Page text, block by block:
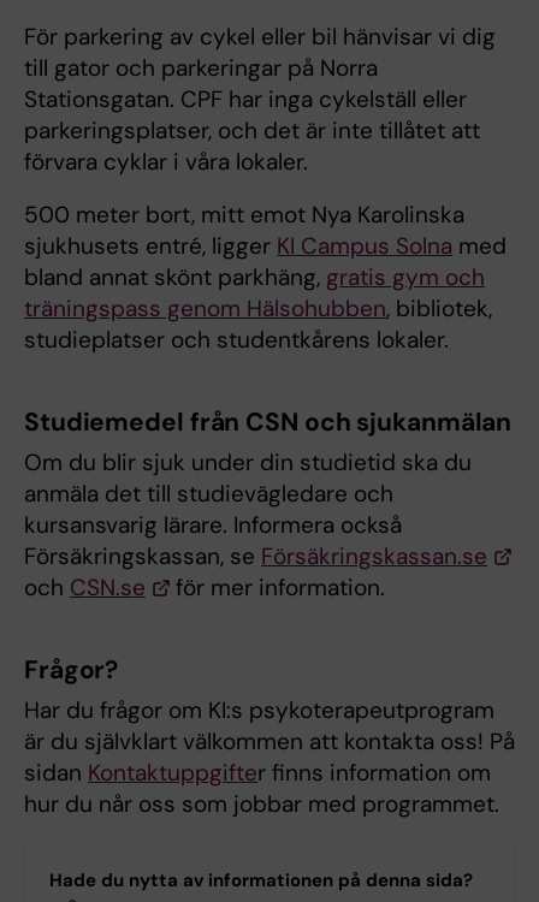
För parkering av cykel eller bil hänvisar vi dig
till gator och parkeringar på Norra
Stationsgatan. CPF har inga cykelställ eller
parkeringsplatser, och det är inte tillåtet att
förvara cyklar i våra lokaler.
500 meter bort, mitt emot Nya Karolinska
sjukhusets entré, ligger KI Campus Solna med
bland annat skönt parkhäng, gratis gym och
träningspass genom Hälsohubben, bibliotek,
studieplatser och studentkårens lokaler.
Studiemedel från CSN och sjukanmälan
Om du blir sjuk under din studietid ska du
anmäla det till studievägledare och
kursansvarig lärare. Informera också
Försäkringskassan, se Försäkringskassan.se
och CSN.se för mer information.
Frågor?
Har du frågor om KI:s psykoterapeutprogram
är du självklart välkommen att kontakta oss! På
sidan Kontaktuppgifter finns information om
hur du når oss som jobbar med programmet.
Hade du nytta av informationen på denna sida?